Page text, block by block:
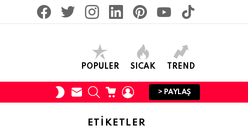
POPULER SICAK TREND
SWITCH
SKIN
SUBSCRIBE
SEARCHCART LOGIN
> PAYLAŞ
ETIKETLER